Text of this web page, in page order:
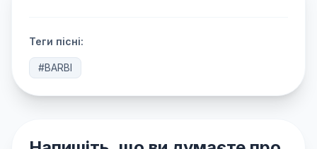
Теги пісні:
#BARBI